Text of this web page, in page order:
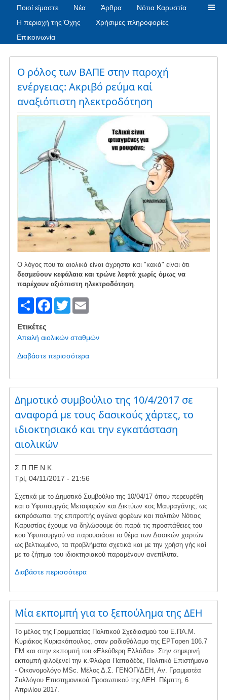
Ποιοί είμαστε Νέα Άρθρα
Νότια Καρυστία
Η περιοχή της Όχης
Χρήσιμες πληροφορίες
Επικοινωνία
Ο ρόλος των ΒΑΠΕ στην παροχή
ενέργειας: Ακριβό ρεύμα καί
αναξιόπιστη ηλεκτροδότηση
Ο λόγος που τα αιολικά είναι άχρηστα και "κακά" είναι ότι
δεσμεύουν κεφάλαια και τρώνε λεφτά χωρίς όμως να
παρέχουν αξιόπιστη ηλεκτροδότηση.
S
h
ar
e
F
c
e
o
o
k
T
tt
er
E
ail
Ετικέτες
Απειλή αιολικών σταθμών
Διαβάστε περισσότεραγια
Ο
ρόλος
των
ΒΑΠΕ
στην
παροχή
ηλεκτροδότηση
Δημοτικό συμβούλιο της 10/4/2017 σε
αναφορά με τους δασικούς χάρτες, το
ιδιοκτησιακό και την εγκατάσταση
αιολικών
Σ.Π.ΠΕ.Ν.Κ.
Τρί, 04/11/2017 - 21:56
Σχετικά με το Δημοτικό Συμβούλιο της 10/04/17 όπου περευρέθη
και ο Υφυπουργός Μεταφορών και Δικτύων κος Μαυραγάνης, ως
εκπρόσωποι της επιτροπής αγώνα φορέων και πολιτών Νότιας
Καρυστίας έχουμε να δηλώσουμε ότι παρά τις προσπάθειες του
κου Υφυπουργού να παρουσιάσει το θέμα των Δασικών χαρτών
ως βελτιωμένο, τα προβλήματα σχετικά και με την χρήση γής καί
με το ζήτημα του ιδιοκτησιακού παραμένουν ανεπίλυτα.
Διαβάστε περισσότεραγια
Δημοτικό
της
10/4/2017
σε
αναφορά
με
τους
δασικούς
Μία εκπομπή για το ξεπούλημα της ΔΕΗ
Το μέλος της Γραμματείας Πολιτικού Σχεδιασμού του Ε.ΠΑ.Μ.
Κυριάκος Κυριακόπουλος, στον ραδιοθάλαμο της ΕΡΤopen 106.7
FM και στην εκπομπή του «Ελεύθερη Ελλάδα». ‎‎‎Στην σημερινή
εκπομπή φιλοξενεί την κ.Φλώρα Παπαδέδε, Πολιτικό Επιστήμονα
- Οικονομολόγο MSc. Μέλος Δ.Σ. ΓΕΝΟΠ/ΔΕΗ, Αν. Γραμματέα
Συλλόγου Επιστημονικού Προσωπικού της ΔΕΗ. ‎Πέμπτη, ‎6
‎Απριλίου ‎2017.